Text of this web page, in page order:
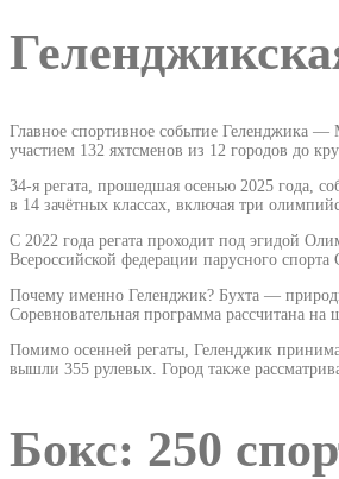
Главное спортивное событие Геленджика —
участием 132 яхтсменов из 12 городов до
34-я регата, прошедшая осенью 2025 года,
в 14 зачётных классах, включая три
С 2022 года регата проходит под эгидой
Всероссийской федерации парусного
Почему именно Геленджик? Бухта —
Соревновательная программа рассчитана
Помимо осенней регаты, Геленджик
вышли 355 рулевых. Город также
Бокс: 250